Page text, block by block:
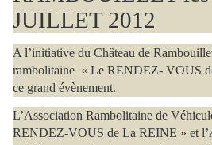
JUILLET 2012
A l’initiative du Château de
rambolitaine « Le RENDEZ- VOUS
ce grand évènement.
L’Association Rambolitaine de
RENDEZ-VOUS de La REINE » et